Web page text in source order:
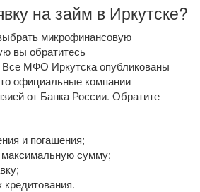
на займ в Иркутске?
микрофинансовую
вы обратитесь
МФО Иркутска опубликованы
официальные компании
от Банка России. Обратите
и погашения;
сумму;